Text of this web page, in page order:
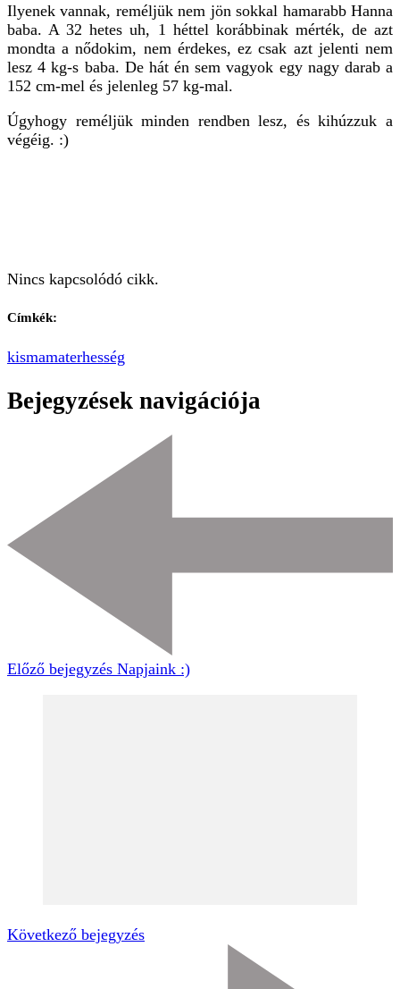
Ilyenek vannak, reméljük nem jön sokkal hamarabb Hanna
baba. A 32 hetes uh, 1 héttel korábbinak mérték, de azt
mondta a nődokim, nem érdekes, ez csak azt jelenti nem
lesz 4 kg-s baba. De hát én sem vagyok egy nagy darab a
152 cm-mel és jelenleg 57 kg-mal.
Úgyhogy reméljük minden rendben lesz, és kihúzzuk a
végéig. :)
Nincs kapcsolódó cikk.
Címkék:
kismamaterhesség
Bejegyzések navigációja
Előző bejegyzés Napjaink :)
Következő bejegyzés